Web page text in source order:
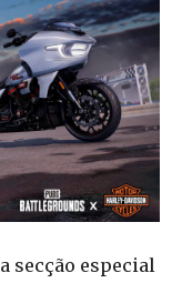
secção especial